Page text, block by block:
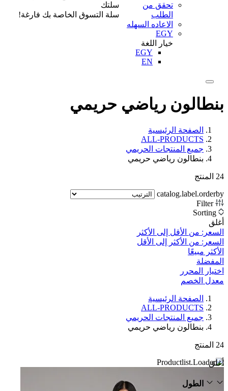
تحقق من
الطلب
الاعاده السهله
EGY
خيار اللغة
EGY
EN
سلتك
سلة التسوق الخاصة بك فارغة!
بنطالون رياضي حريمي
الصفحة الرئيسية
ALL-PRODUCTS
جميع المنتجات الحريمي
بنطالون رياضي حريمي
24 المنتج
catalog.label.orderby
Filter
Sorting
أغلق
السعر: من الأقل إلى الأكثر
السعر: من الأكثر إلى الأقل
الأكثر مبيعًا
المفضلة
اختيار المحرر
معدل الخصم‎
الصفحة الرئيسية
ALL-PRODUCTS
جميع المنتجات الحريمي
بنطالون رياضي حريمي
24 المنتج
أغلق
الطول